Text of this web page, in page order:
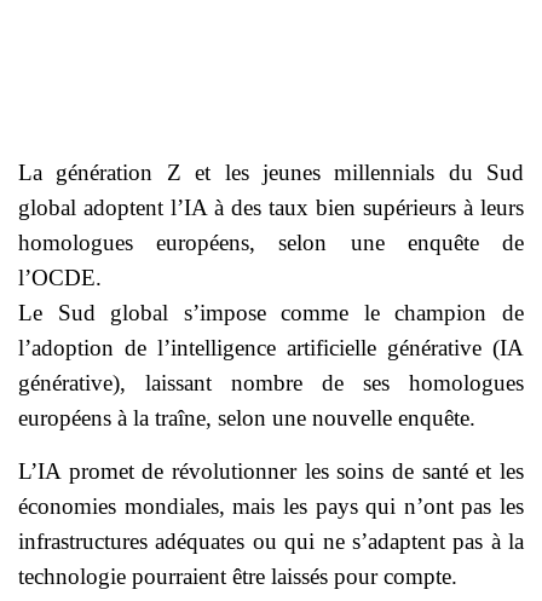
La génération Z et les jeunes millennials du Sud
global adoptent l’IA à des taux bien supérieurs à leurs
homologues européens, selon une enquête de
l’OCDE.
Le Sud global s’impose comme le champion de
l’adoption de l’intelligence artificielle générative (IA
générative), laissant nombre de ses homologues
européens à la traîne, selon une nouvelle enquête.
L’IA promet de révolutionner les soins de santé et les
économies mondiales, mais les pays qui n’ont pas les
infrastructures adéquates ou qui ne s’adaptent pas à la
technologie pourraient être laissés pour compte.